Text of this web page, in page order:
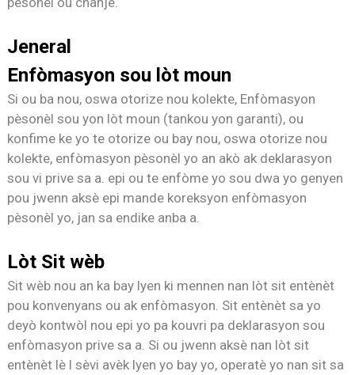
Jeneral
Enfòmasyon sou lòt moun
Si ou ba nou, oswa otorize nou kolekte, Enfòmasyon
pèsonèl sou yon lòt moun (tankou yon garanti), ou
konfime ke yo te otorize ou bay nou, oswa otorize nou
kolekte, enfòmasyon pèsonèl yo an akò ak deklarasyon
sou vi prive sa a. epi ou te enfòme yo sou dwa yo genyen
pou jwenn aksè epi mande koreksyon enfòmasyon
pèsonèl yo, jan sa endike anba a.
Lòt Sit wèb
Sit wèb nou an ka bay lyen ki mennen nan lòt sit entènèt
pou konvenyans ou ak enfòmasyon. Sit entènèt sa yo
deyò kontwòl nou epi yo pa kouvri pa deklarasyon sou
enfòmasyon prive sa a. Si ou jwenn aksè nan lòt sit
entènèt lè l sèvi avèk lyen yo bay yo, operatè yo nan sit sa